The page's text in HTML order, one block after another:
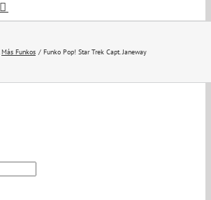
Más Funkos Funko Pop! Star Trek Capt. Janeway